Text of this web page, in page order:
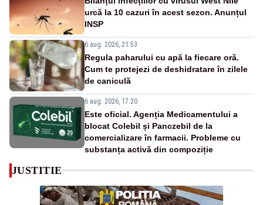
urcă la 10 cazuri în acest sezon. Anunțul
INSP
6 aug. 2026, 21:53
Regula paharului cu apă la fiecare oră.
Cum te protejezi de deshidratare în zilele
de caniculă
6 aug. 2026, 17:20
Este oficial. Agenția Medicamentului a
blocat Colebil și Panczebil de la
comercializare în farmacii. Probleme cu
substanța activă din compoziție
JUSTITIE